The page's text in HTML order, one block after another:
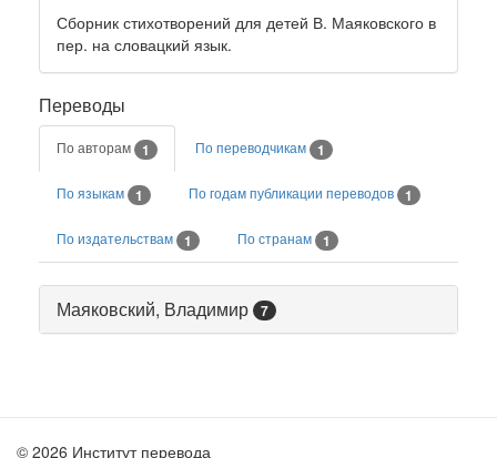
Сборник стихотворений для детей В. Маяковского в
пер. на словацкий язык.
Переводы
По авторам 1 По переводчикам 1
По языкам 1 По годам публикации переводов 1
По издательствам 1 По странам 1
Маяковский, Владимир 7
© 2026 Институт перевода